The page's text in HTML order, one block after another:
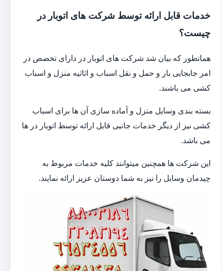
خدمات قابل ارائه توسط شرکت های اتوبار در
چیست؟
همانطور که بیان شد شرکت های اتوبار در دارای تخصص در
امر جابجایی بار و حمل و نقل اسباب و اثاثیه منزل و اسباب
کشی می باشند.
بسته بندی وسایل منزل و آماده سازی آن ها برای اسباب
کشی نیز از دیگر خدمات جانبی قابل ارائه توسط اتوبار در ها
می باشد.
این شرکت ها همچنین میتوانند کلیه خدمات مربوط به
چیدمان وسایل را نیز به شما دوستان عزیز ارائه نمایند.